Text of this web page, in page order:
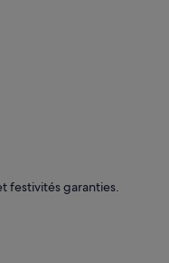
festivités garanties.